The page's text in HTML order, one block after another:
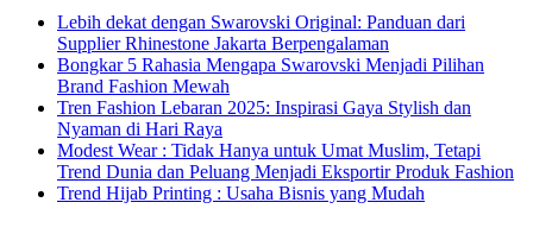
Lebih dekat dengan Swarovski Original: Panduan dari
Supplier Rhinestone Jakarta Berpengalaman
Bongkar 5 Rahasia Mengapa Swarovski Menjadi Pilihan
Brand Fashion Mewah
Tren Fashion Lebaran 2025: Inspirasi Gaya Stylish dan
Nyaman di Hari Raya
Modest Wear : Tidak Hanya untuk Umat Muslim, Tetapi
Trend Dunia dan Peluang Menjadi Eksportir Produk Fashion
Trend Hijab Printing : Usaha Bisnis yang Mudah